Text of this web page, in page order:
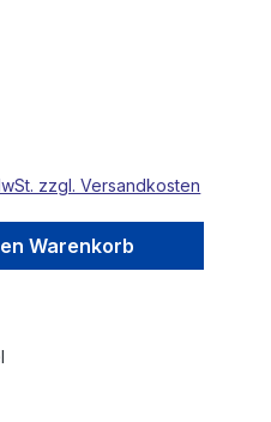
zzgl. Versandkosten
Warenkorb